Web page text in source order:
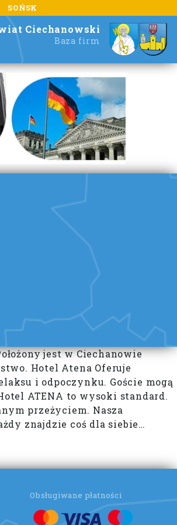
SOŃSK
Ciechanowski
Baza firm
jest w Ciechanowie
Hotel Atena Oferuje
i odpoczynku. Goście mogą
ATENA to wysoki standard.
przeżyciem. Nasza
znajdzie coś dla siebie…
Obsługiwane płatności